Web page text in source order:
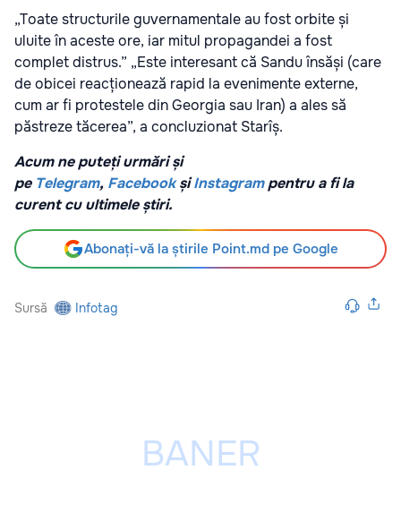
„Toate structurile guvernamentale au fost orbite și
uluite în aceste ore, iar mitul propagandei a fost
complet distrus.” „Este interesant că Sandu însăși (care
de obicei reacționează rapid la evenimente externe,
cum ar fi protestele din Georgia sau Iran) a ales să
păstreze tăcerea”, a concluzionat Starîș.
Acum ne puteți urmări și
pe Telegram, Facebook șiInstagrampentru a fi la
curent cu ultimele știri.
Abonați-vă la știrile Point.md pe Google
Sursă Infotag